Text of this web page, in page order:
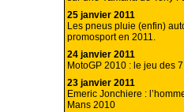
25 janvier 2011
Les pneus pluie (enfin)
promosport en 2011.
24 janvier 2011
MotoGP 2010 : le jeu des
23 janvier 2011
Emeric Jonchiere :
Mans 2010